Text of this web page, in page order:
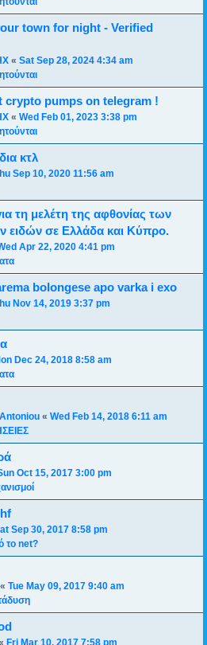
town for night - Verified
« Sat Sep 28, 2024 4:34 am
crypto pumps on telegram !
« Wed Feb 01, 2023 3:38 pm
κτλ
Sep 10, 2020 11:56 am
τη μελέτη της αφθονίας των
ειδών σε Ελλάδα και Κύπρο.
Apr 22, 2020 4:41 pm
bolongese apo varka i exo
Nov 14, 2019 3:37 pm
Dec 24, 2018 8:58 am
« Wed Feb 14, 2018 6:11 am
Oct 15, 2017 3:00 pm
Sep 30, 2017 8:58 pm
το net?
« Tue May 09, 2017 9:40 am
Fri Mar 10, 2017 7:58 pm